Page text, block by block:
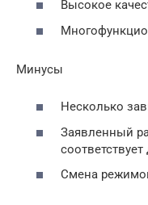
Высокое
Минусы
Несколько
Заявленный
Смена